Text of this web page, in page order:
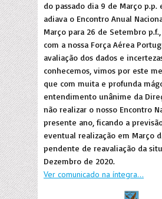
do passado dia 9 de Março p.p.
adiava o Encontro Anual
Março para 26 de Setembro
com a nossa Força Aérea
avaliação dos dados e
conhecemos, vimos por este
que com muita e profunda
entendimento unânime da
não realizar o nosso Encontro
presente ano, ficando a
eventual realização em Março
pendente de reavaliação da
Dezembro de 2020.
Ver comunicado na íntegra...